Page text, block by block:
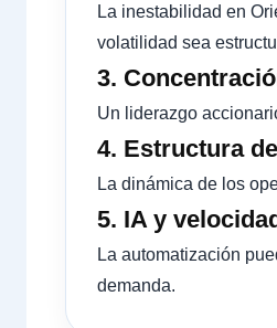
La inestabilidad en
volatilidad sea
3.
Un liderazgo
4. Estructura
La dinámica de los
5. IA y
La automatización
demanda.